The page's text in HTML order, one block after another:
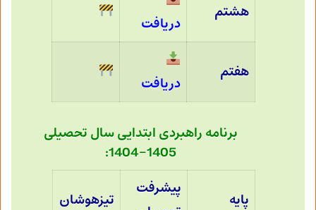
هشتم
دریافت
هفتم
دریافت
برنامه راهبردی ابتدایی سال تحصیلی
1405-1404:
پایه
پیشرفت
تیزهوشان